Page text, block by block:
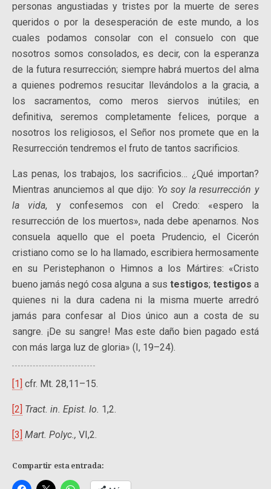
personas angustiadas y tristes por la muerte de seres
queridos o por la desesperación de este mundo, a los
cuales podamos consolar con el consuelo con que
nosotros somos consolados, es decir, con la esperanza
de la futura resurrección; siempre habrá muertos del alma
a quienes podremos resucitar llevándolos a la gracia, a
los sacramentos, como meros siervos inútiles; en
definitiva, seremos completamente felices, porque a
nosotros los religiosos, el Señor nos promete que en la
Resurrección tendremos el fruto de tantos sacrificios.
Las penas, los trabajos, los sacrificios… ¿Qué importan?
Mientras anunciemos al que dijo: Yo soy la resurrección y
la vida, y confesemos con el Credo: «espero la
resurrección de los muertos», nada debe apenarnos. Nos
consuela aquello que el poeta Prudencio, el Cicerón
cristiano como se lo ha llamado, escribiera hermosamente
en su Peristephanon o Himnos a los Mártires: «Cristo
bueno jamás negó cosa alguna a sus testigos; testigos a
quienes ni la dura cadena ni la misma muerte arredró
jamás para confesar al Dios único aun a costa de su
sangre. ¡De su sangre! Mas este daño bien pagado está
con más larga luz de gloria» (I, 19–24).
[1] cfr. Mt. 28,11–15.
[2] Tract. in. Epist. Io. 1,2.
[3] Mart. Polyc., VI,2.
Compartir esta entrada: